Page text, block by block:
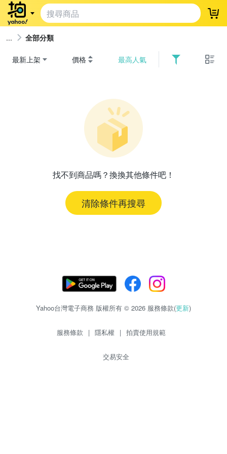
登
全部分類
最新上架 價格 最高人氣
找不到商品嗎？換換其他條件吧！
清除條件再搜尋
Yahoo台灣電子商務 版權所有 © 2026 服務條款(更新)
服務條款 | 隱私權 | 拍賣使用規範
交易安全